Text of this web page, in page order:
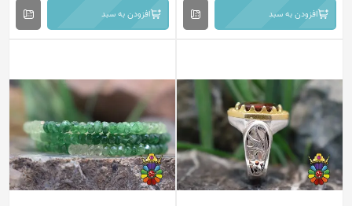
افزودن به سبد افزودن به سبد